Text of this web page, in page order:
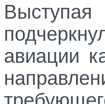
авиации